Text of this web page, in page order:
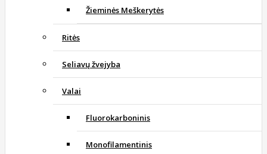
Žieminės Meškerytės
Ritės
Seliavų žvejyba
Valai
Fluorokarboninis
Monofilamentinis